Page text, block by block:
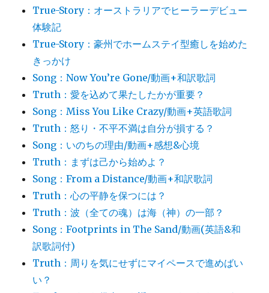
True-Story：オーストラリアでヒーラーデビュー
体験記
True-Story：豪州でホームステイ型癒しを始めた
きっかけ
Song：Now You’re Gone/動画+和訳歌詞
Truth：愛を込めて果たしたかが重要？
Song：Miss You Like Crazy/動画+英語歌詞
Truth：怒り・不平不満は自分が損する？
Song：いのちの理由/動画+感想&心境
Truth：まずは己から始めよ？
Song：From a Distance/動画+和訳歌詞
Truth：心の平静を保つには？
Truth：波（全ての魂）は海（神）の一部？
Song：Footprints in The Sand/動画(英語&和
訳歌詞付)
Truth：周りを気にせずにマイペースで進めばい
い？